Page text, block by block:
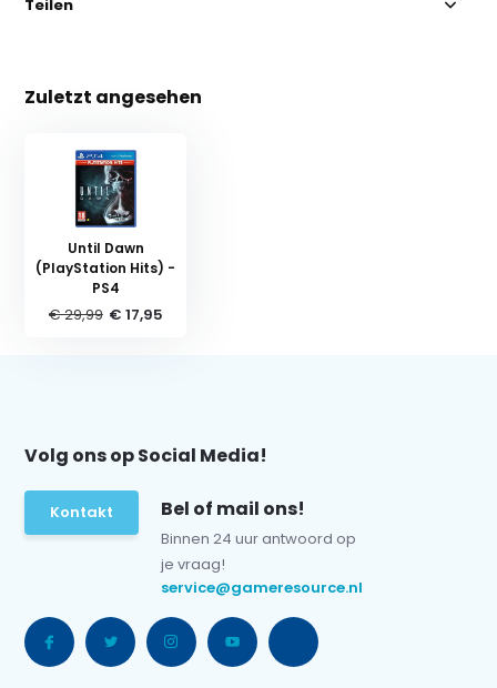
Teilen
Zuletzt angesehen
Until Dawn
(PlayStation Hits) -
PS4
€ 29,99 € 17,95
Volg ons op Social Media!
Kontakt Bel of mail ons!
Binnen 24 uur antwoord op
je vraag!
service@gameresource.nl